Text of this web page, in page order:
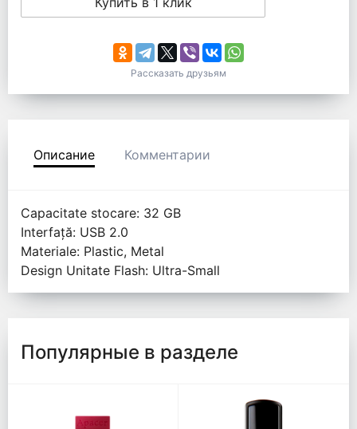
Рассказать друзьям
Описание Комментарии
Capacitate stocare: 32 GB
Interfață: USB 2.0
Materiale: Plastic, Metal
Design Unitate Flash: Ultra-Small
Популярные в разделе